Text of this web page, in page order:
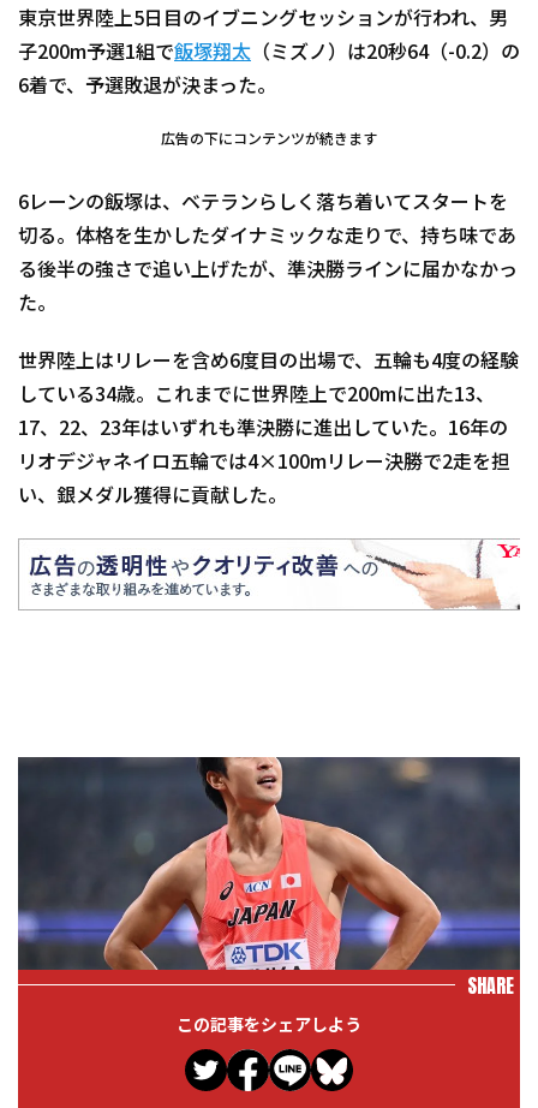
東京世界陸上5日目のイブニングセッションが行われ、男
子200m予選1組で飯塚翔太 （ミズノ）は20秒64（-0.2）の
6着で、予選敗退が決まった。
広告の下にコンテンツが続きます
6レーンの飯塚は、ベテランらしく落ち着いてスタートを
切る。体格を生かしたダイナミックな走りで、持ち味であ
る後半の強さで追い上げたが、準決勝ラインに届かなかっ
た。
世界陸上はリレーを含め6度目の出場で、五輪も4度の経験
している34歳。これまでに世界陸上で200mに出た13、
17、22、23年はいずれも準決勝に進出していた。16年の
リオデジャネイロ五輪では4×100mリレー決勝で2走を担
い、銀メダル獲得に貢献した。
SHARE
この記事をシェアしよう